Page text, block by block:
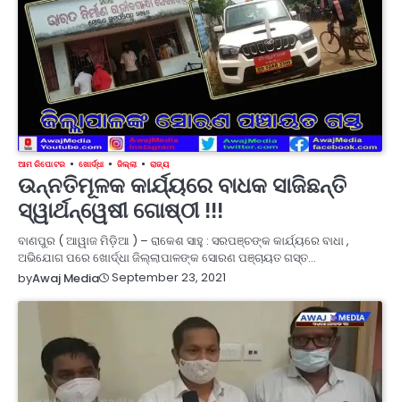
ଆମ ରିପୋଟର ଖୋର୍ଦ୍ଧା ଜିଲ୍ଲା ରାଜ୍ୟ
ଉନ୍ନତିମୂଳକ କାର୍ଯ୍ୟରେ ବାଧକ ସାଜିଛନ୍ତି
ସ୍ୱାର୍ଥନ୍ୱେଷୀ ଗୋଷ୍ଠୀ !!!
ବାଣପୁର ( ଆୱାଜ ମିଡ଼ିଆ ) – ରାକେଶ ସାହୁ : ସରପଞ୍ଚଙ୍କ କାର୍ଯ୍ୟରେ ବାଧା ,
ଅଭିଯୋଗ ପରେ ଖୋର୍ଦ୍ଧା ଜିଲ୍ଲାପାଳଙ୍କ ସୋରଣ ପଞ୍ଚାୟତ ଗସ୍ତ…
byAwaj Media September 23, 2021